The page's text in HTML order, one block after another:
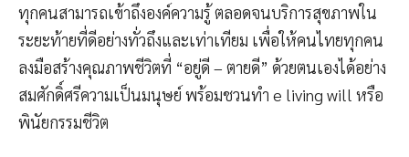
ทุกคนสามารถเข้าถึงองค์ความรู้ ตลอดจนบริการสุขภาพใน
ระยะท้ายที่ดีอย่างทั่วถึงและเท่าเทียม เพื่อให้คนไทยทุกคน
ลงมือสร้างคุณภาพชีวิตที่ “อยู่ดี – ตายดี” ด้วยตนเองได้อย่าง
สมศักดิ์ศรีความเป็นมนุษย์ พร้อมชวนทำ e living will หรือ
พินัยกรรมชีวิต